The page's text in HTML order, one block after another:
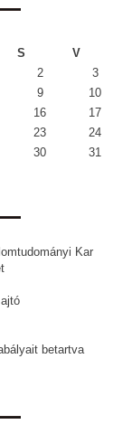
S
V
2
3
9
10
16
17
23
24
30
31
Kar
betartva